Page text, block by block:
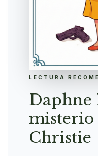
LECTURA
Daphne
misterio
Christie